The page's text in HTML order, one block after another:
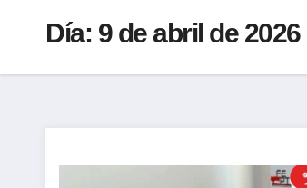
Día: 9 de abril de 2026